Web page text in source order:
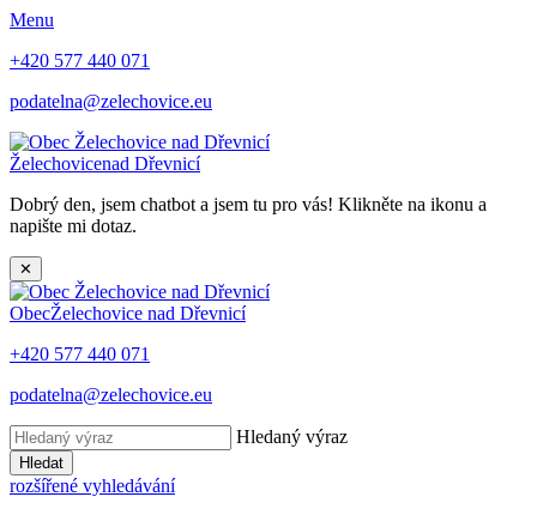
Menu
+420 577 440 071
podatelna@zelechovice.eu
Želechovicenad Dřevnicí
Dobrý den, jsem chatbot a jsem tu pro vás! Klikněte na ikonu a
napište mi dotaz.
✕
ObecŽelechovice nad Dřevnicí
+420 577 440 071
podatelna@zelechovice.eu
Hledaný výraz
Hledat
rozšířené vyhledávání